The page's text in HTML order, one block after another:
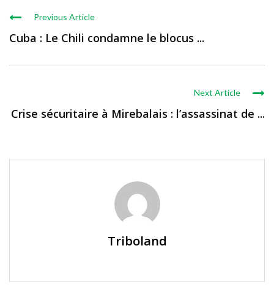
Previous Article
Cuba : Le Chili condamne le blocus ...
Next Article
Crise sécuritaire à Mirebalais : l’assassinat de ...
Triboland